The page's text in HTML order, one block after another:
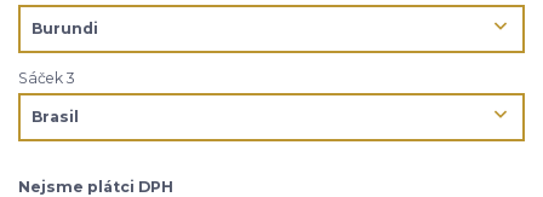
Sáček 3
Nejsme plátci DPH